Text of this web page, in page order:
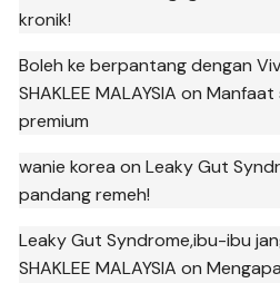
kronik!
Boleh ke berpantang dengan
SHAKLEE MALAYSIA on
premium
wanie korea onLeaky Gut
pandang remeh!
Leaky Gut Syndrome,ibu-ibu
SHAKLEE MALAYSIA on